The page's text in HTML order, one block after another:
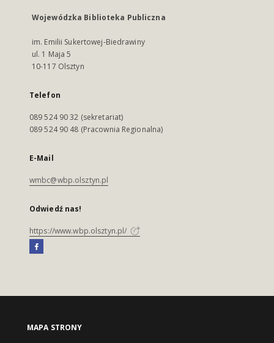
Wojewódzka Biblioteka Publiczna
im. Emilii Sukertowej-Biedrawiny
ul. 1 Maja 5
10-117 Olsztyn
Telefon
089 524 90 32 (sekretariat)
089 524 90 48 (Pracownia Regionalna)
E-Mail
wmbc@wbp.olsztyn.pl
Odwiedź nas!
https://www.wbp.olsztyn.pl/
MAPA STRONY